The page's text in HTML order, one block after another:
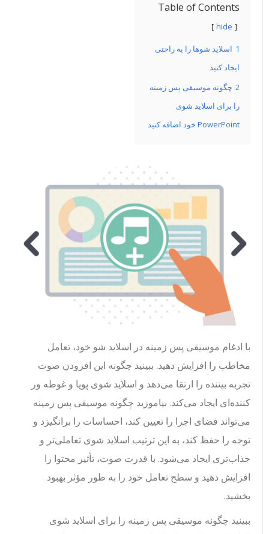
Table of Contents
hide
اسلاید شوها را به راحتی
ایجاد کنید
چگونه موسیقی پس زمینه
را برای اسلاید شوی
PowerPoint خود اضافه کنید
با ادغام موسیقی پس زمینه در اسلاید شو خود، تعامل
مخاطب را افزایش دهید. ببینید چگونه این افزودن صوت
تجربه بیننده را ارتقا می‌دهد و اسلاید شوی پویا و غوطه ور
کننده‌ای ایجاد می‌کند. بیاموزید چگونه موسیقی پس زمینه
می‌تواند فضای اجرا را تعیین کند، احساسات را برانگیزد و
توجه را حفظ کند، به این ترتیب اسلاید شوی تعاملی‌تر و
جذاب‌تری ایجاد می‌شود. با قدرت صوت، تأثیر محتوا را
افزایش دهید و سطح تعامل خود را به طور مؤثر بهبود
بخشید.
ببینید چگونه موسیقی پس زمینه را برای اسلاید شوی